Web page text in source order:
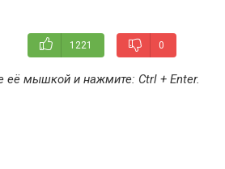
1221 0
её мышкой и нажмите: Ctrl + Enter.